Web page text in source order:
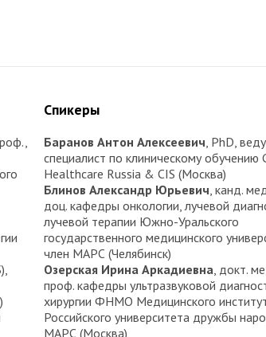
Спикеры
Баранов Антон Алексеевич, PhD,
специалист по клиническому обучению
Healthcare Russia & CIS (Москва)
Блинов Александр Юрьевич, канд.
доц. кафедры онкологии, лучевой
лучевой терапии Южно-Уральского
государственного медицинского
член МАРС (Челябинск)
Озерская Ирина Аркадиевна, докт.
проф. кафедры ультразвуковой
хирургии ФНМО Медицинского
Российского университета дружбы
МАРС (Москва)